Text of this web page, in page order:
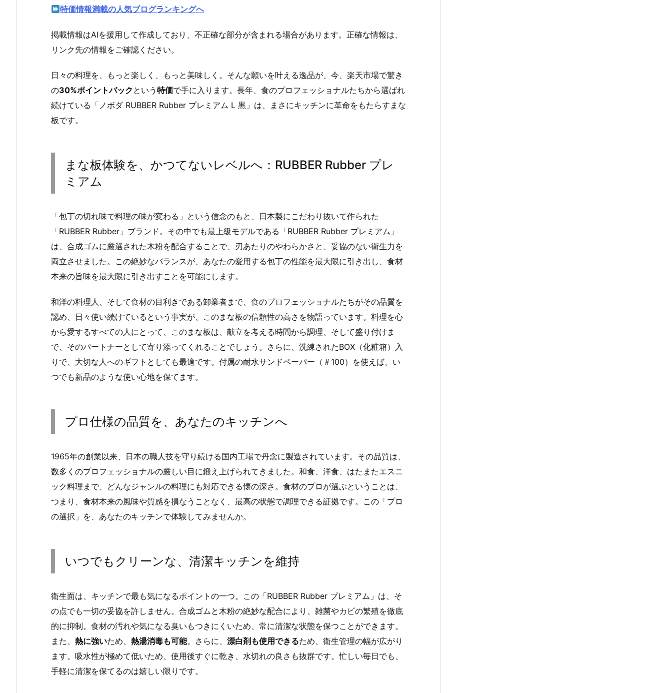
特価情報満載の人気ブログランキングへ
掲載情報はAIを援用して作成しており、不正確な部分が含まれる場合があります。正確な情報は、
リンク先の情報をご確認ください。
日々の料理を、もっと楽しく、もっと美味しく。そんな願いを叶える逸品が、今、楽天市場で驚き
の30%ポイントバック という 特価で手に入ります。長年、食のプロフェッショナルたちから選ばれ
続けている「ノボダ RUBBER Rubber プレミアム L 黒」は、まさにキッチンに革命をもたらすまな
板です。
まな板体験を、かつてないレベルへ：RUBBER Rubber プレ
ミアム
「包丁の切れ味で料理の味が変わる」という信念のもと、日本製にこだわり抜いて作られた
「RUBBER Rubber」ブランド。その中でも最上級モデルである「RUBBER Rubber プレミアム」
は、合成ゴムに厳選された木粉を配合することで、刃あたりのやわらかさと、妥協のない衛生力を
両立させました。この絶妙なバランスが、あなたの愛用する包丁の性能を最大限に引き出し、食材
本来の旨味を最大限に引き出すことを可能にします。
和洋の料理人、そして食材の目利きである卸業者まで、食のプロフェッショナルたちがその品質を
認め、日々使い続けているという事実が、このまな板の信頼性の高さを物語っています。料理を心
から愛するすべての人にとって、このまな板は、献立を考える時間から調理、そして盛り付けま
で、そのパートナーとして寄り添ってくれることでしょう。さらに、洗練されたBOX（化粧箱）入
りで、大切な人へのギフトとしても最適です。付属の耐水サンドペーパー（＃100）を使えば、い
つでも新品のような使い心地を保てます。
プロ仕様の品質を、あなたのキッチンへ
1965年の創業以来、日本の職人技を守り続ける国内工場で丹念に製造されています。その品質は、
数多くのプロフェッショナルの厳しい目に鍛え上げられてきました。和食、洋食、はたまたエスニ
ック料理まで、どんなジャンルの料理にも対応できる懐の深さ。食材のプロが選ぶということは、
つまり、食材本来の風味や質感を損なうことなく、最高の状態で調理できる証拠です。この「プロ
の選択」を、あなたのキッチンで体験してみませんか。
いつでもクリーンな、清潔キッチンを維持
衛生面は、キッチンで最も気になるポイントの一つ。この「RUBBER Rubber プレミアム」は、そ
の点でも一切の妥協を許しません。合成ゴムと木粉の絶妙な配合により、雑菌やカビの繁殖を徹底
的に抑制。食材の汚れや気になる臭いもつきにくいため、常に清潔な状態を保つことができます。
また、 熱に強いため、 熱湯消毒も可能。さらに、 漂白剤も使用できるため、衛生管理の幅が広がり
ます。吸水性が極めて低いため、使用後すぐに乾き、水切れの良さも抜群です。忙しい毎日でも、
手軽に清潔を保てるのは嬉しい限りです。